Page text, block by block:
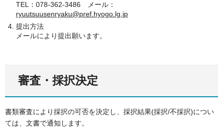
TEL：078-362-3486 メール：
ryuutsuusenryaku@pref.hyogo.lg.jp
提出方法
メールにより提出願います。
審査・採択決定
書類審査により採択の可否を決定し、採択結果(採択/不採択)につい
ては、文書で通知します。